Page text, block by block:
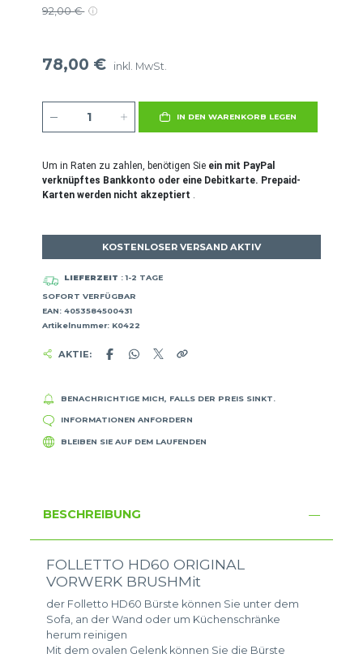
92,00 €
78,00 € inkl. MwSt.
IN DEN WARENKORB LEGEN
Um in Raten zu zahlen, benötigen Sie ein mit PayPal
verknüpftes Bankkonto oder eine Debitkarte. Prepaid-
Karten werden nicht akzeptiert
KOSTENLOSER VERSAND AKTIV
LIEFERZEIT : 1-2 TAGE
SOFORT VERFÜGBAR
EAN: 4053584500431
Artikelnummer: K0422
AKTIE:
BENACHRICHTIGE MICH, FALLS DER PREIS SINKT.
INFORMATIONEN ANFORDERN
BLEIBEN SIE AUF DEM LAUFENDEN
BESCHREIBUNG
FOLLETTO HD60 ORIGINAL
VORWERK BRUSHMit
der Folletto HD60 Bürste können Sie unter dem
Sofa, an der Wand oder um Küchenschränke
herum reinigen
Mit dem ovalen Gelenk können Sie die Bürste